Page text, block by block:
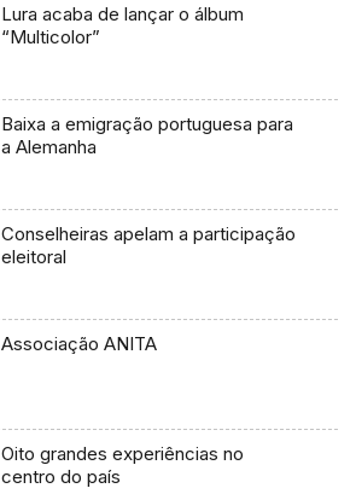
Lura acaba de lançar o álbum
“Multicolor”
Baixa a emigração portuguesa para
a Alemanha
Conselheiras apelam a participação
eleitoral
Associação ANITA
Oito grandes experiências no
centro do país